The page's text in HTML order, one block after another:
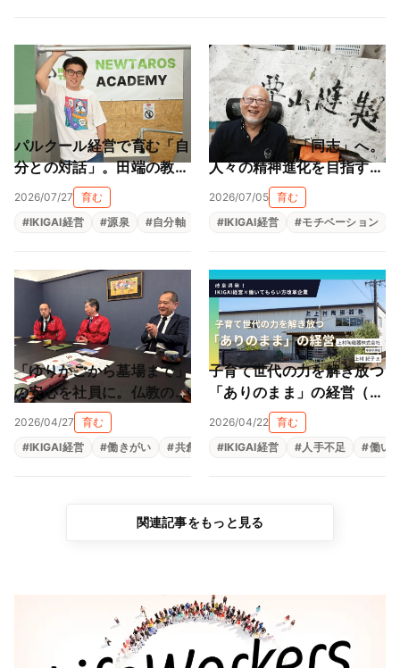
パルクール経営で育む「自
分との対話」。田端の教室
が作る大人も子供も輝ける
居場所（NEWTAROS ）
2026/07/27
育む
#IKIGAI経営 #源泉 #自分軸 自己理解 #自律型人材育成
「道具」から「同志」へ。
人々の精神進化を目指す地
球黒字化経営（栗山縫製株
2026/07/05 育む
#IKIGAI経営 #モチベーション
「ゆりかごから墓場まで」
の安心を社員に。仏教の教
えと親心が育む「共にあ
る」経営（尾張陸運株式会
社）
2026/04/27
育む
#IKIGAI経営 #働きがい #共創 #生きがい 福利厚生 組織改革
子育て世代の力を解き放つ
「ありのまま」の経営（上
村陶磁器株式会社）
2026/04/22 育む
#IKIGAI経営 #人手不足 #働い
関連記事をもっと見る